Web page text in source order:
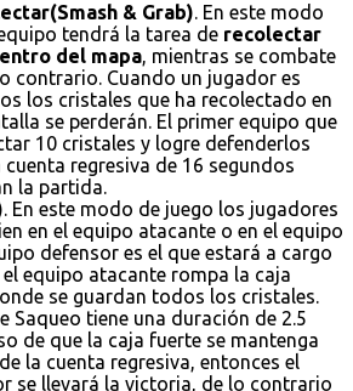
& Grab). En este modo
tendrá la tarea de recolectar
del mapa, mientras se combate
contrario. Cuando un jugador es
los cristales que ha recolectado en
se perderán. El primer equipo que
10 cristales y logre defenderlos
cuenta regresiva de 16 segundos
la partida.
. En este modo de juego los jugadores
en el equipo atacante o en el equipo
defensor es el que estará a cargo
equipo atacante rompa la caja
se guardan todos los cristales.
Saqueo tiene una duración de 2.5
de que la caja fuerte se mantenga
la cuenta regresiva, entonces el
se llevará la victoria, de lo contrario